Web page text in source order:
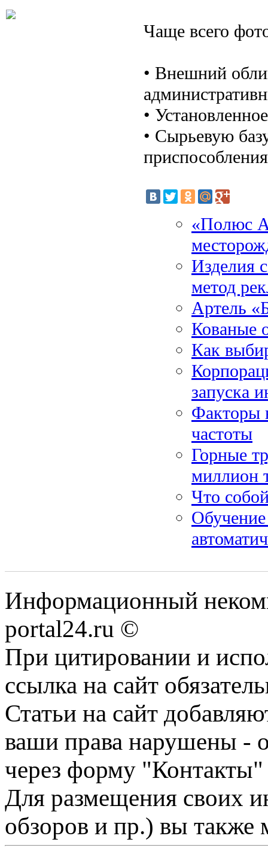
Чаще всего
• Внешний
•
• Сырьевую
«Полюс
Изделия
метод
Артель
Кованые
Как
запуска
Факторы
частоты
Горные
миллион
Что
Информационный
portal24.ru ©
При цитировании и
ссылка на сайт
Статьи на сайт
ваши права нарушены -
через форму "Контакты"
Для размещения своих
обзоров и пр.) вы также